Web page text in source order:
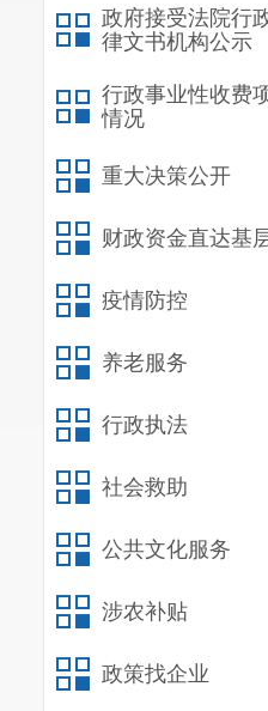
政府接受法院行
律文书机构公示
行政事业性收费
情况
重大决策公开
财政资金直达基
疫情防控
养老服务
行政执法
社会救助
公共文化服务
涉农补贴
政策找企业